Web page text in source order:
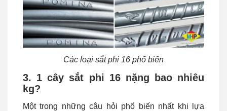
Các loại sắt phi 16 phổ biến
3. 1 cây sắt phi 16 nặng bao nhiêu
kg?
Một trong những câu hỏi phổ biến nhất khi lựa